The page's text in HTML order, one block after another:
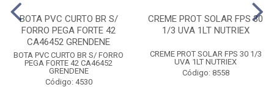
BOTA PVC CURTO BR S/
FORRO PEGA FORTE 42
CA46452 GRENDENE
BOTA PVC CURTO BR S/ FORRO
PEGA FORTE 42 CA46452
GRENDENE
Código: 4530
CREME PROT SOLAR FPS 30
1/3 UVA 1LT NUTRIEX
CREME PROT SOLAR FPS 30 1/3
UVA 1LT NUTRIEX
Código: 8558